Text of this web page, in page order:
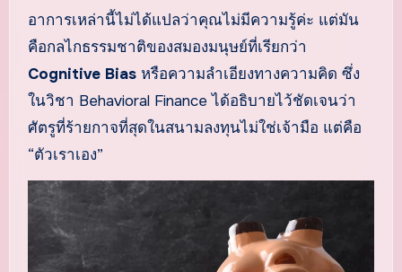
อาการเหล่านี้ไม่ได้แปลว่าคุณไม่มีความรู้ค่ะ แต่มัน
คือกลไกธรรมชาติของสมองมนุษย์ที่เรียกว่า
Cognitive Biasหรือความลำเอียงทางความคิด ซึ่ง
ในวิชา Behavioral Finance ได้อธิบายไว้ชัดเจนว่า
ศัตรูที่ร้ายกาจที่สุดในสนามลงทุนไม่ใช่เจ้ามือ แต่คือ
“ตัวเราเอง”